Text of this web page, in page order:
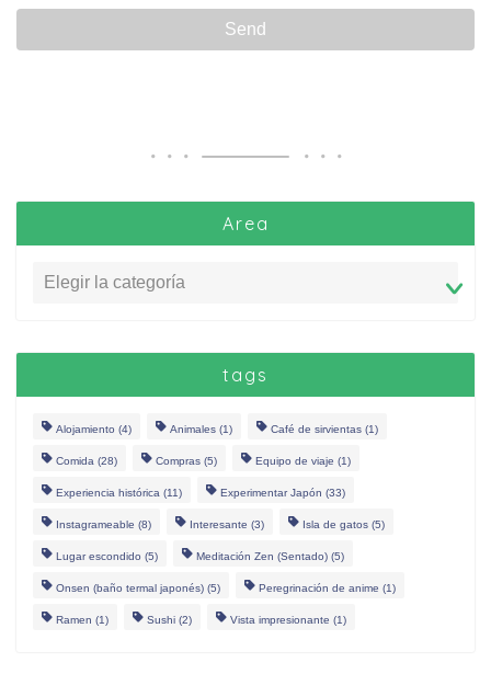
Area
tags
Alojamiento (4) Animales (1) Café de sirvientas (1)
Comida (28) Compras (5) Equipo de viaje (1)
Experiencia histórica (11) Experimentar Japón (33)
Instagrameable (8) Interesante (3) Isla de gatos (5)
Lugar escondido (5) Meditación Zen (Sentado) (5)
Onsen (baño termal japonés) (5) Peregrinación de anime (1)
Ramen (1) Sushi (2) Vista impresionante (1)